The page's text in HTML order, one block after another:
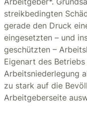
streikbedingten
gerade den Druck
eingesetzten – und
geschützten –
Eigenart des
Arbeitsniederlegung
zu stark auf die
Arbeitgeberseite